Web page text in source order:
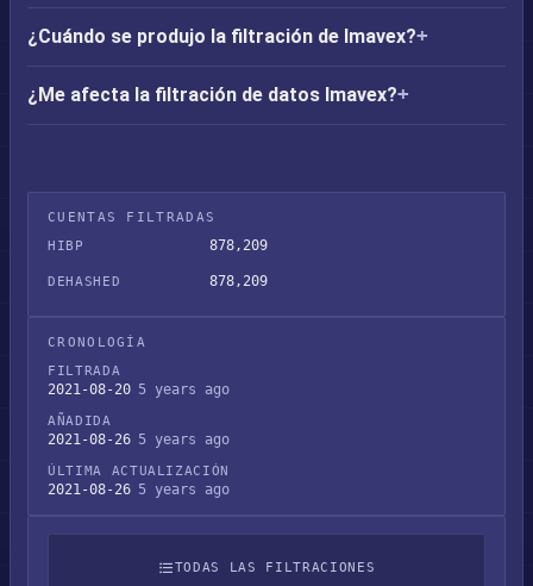
¿Cuándo se produjo la filtración de Imavex?
¿Me afecta la filtración de datos Imavex?
CUENTAS FILTRADAS
HIBP
878,209
DEHASHED 878,209
CRONOLOGÍA
FILTRADA
2021-08-20 5 years ago
AÑADIDA
2021-08-26 5 years ago
ÚLTIMA ACTUALIZACIÓN
2021-08-26 5 years ago
TODAS LAS FILTRACIONES